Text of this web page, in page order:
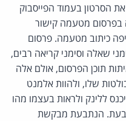
הסרטון בעמוד הפייסבוק
בפרסום מטעמה קישור
כיתוב מטעמה. פרסום
שאלה וסימני קריאה רבים,
תוכן הפרסום, אולם אלה
שלו, ולהוות אלמנט
ללינק ולראות בעצמו מהו
הנתבעת מבקשת